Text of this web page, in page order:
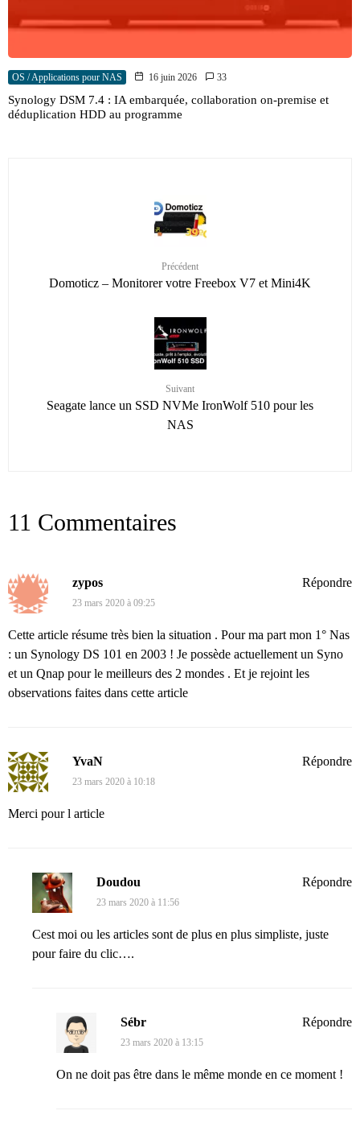
OS / Applications pour NAS 16 juin 2026 33
Synology DSM 7.4 : IA embarquée, collaboration on-premise et
déduplication HDD au programme
Précédent
Domoticz – Monitorer votre Freebox V7 et Mini4K
Suivant
Seagate lance un SSD NVMe IronWolf 510 pour les
NAS
11 Commentaires
zypos
23 mars 2020 à 09:25
Cette article résume très bien la situation . Pour ma part mon 1° Nas
: un Synology DS 101 en 2003 ! Je possède actuellement un Syno
et un Qnap pour le meilleurs des 2 mondes . Et je rejoint les
observations faites dans cette article
Répondre
YvaN
23 mars 2020 à 10:18
Merci pour l article
Répondre
Doudou
23 mars 2020 à 11:56
Cest moi ou les articles sont de plus en plus simpliste, juste
pour faire du clic….
Répondre
Sébr
23 mars 2020 à 13:15
On ne doit pas être dans le même monde en ce moment !
Répondre